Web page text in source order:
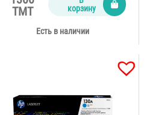
TMT
корзину
Есть в наличии